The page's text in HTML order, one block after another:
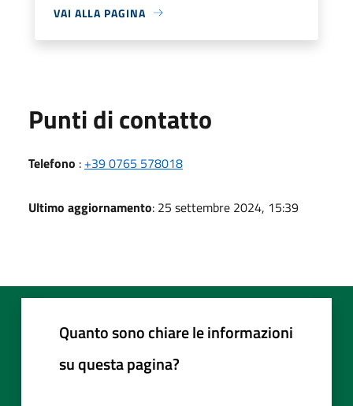
VAI ALLA PAGINA
Punti di contatto
Telefono : +39 0765 578018
Ultimo aggiornamento: 25 settembre 2024, 15:39
Quanto sono chiare le informazioni
su questa pagina?